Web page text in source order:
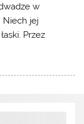
w
Niech jej
Przez